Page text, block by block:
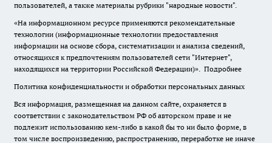
пользователей, а также материалы рубрики "народные новости".
«На информационном ресурсе применяются рекомендательные
технологии (информационные технологии предоставления
информации на основе сбора, систематизации и анализа сведений,
относящихся к предпочтениям пользователей сети "Интернет",
находящихся на территории Российской Федерации)». Подробнее
Политика конфиденциальности и обработки персональных данных
Вся информация, размещенная на данном сайте, охраняется в
соответствии с законодательством РФ об авторском праве и не
подлежит использованию кем-либо в какой бы то ни было форме, в
том числе воспроизведению, распространению, переработке не иначе